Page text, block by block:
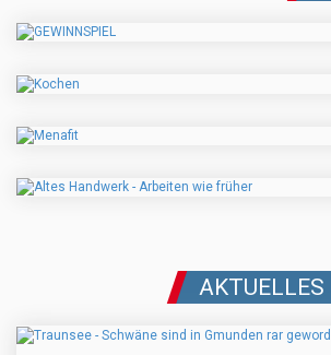
AKTUELLES